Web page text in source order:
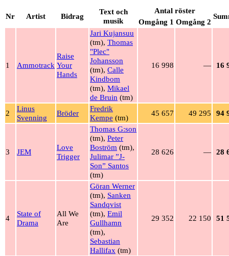
Nr Artist Bidrag
Text och
musik
Antal röster
Omgång 1 Omgång 2
1 Ammotrack
Raise
Your
Hands
Jari Kujansuu
(tm), Thomas
"Plec"
Johansson
(tm), Calle
Kindbom
(tm), Mikael
de Bruin (tm)
16 998 — 16
2
Linus
Svenning
Bröder
Fredrik
Kempe (tm)
45 657 49 295 94
3 JEM
Love
Trigger
Thomas G:son
(tm), Peter
Boström (tm),
Julimar ”J-
Son” Santos
(tm)
28 626 — 28
4
State of
Drama
All We
Are
Göran Werner
(tm), Sanken
Sandqvist
(tm), Emil
Gullhamn
(tm),
Sebastian
Hallifax (tm)
29 352 22 150 51